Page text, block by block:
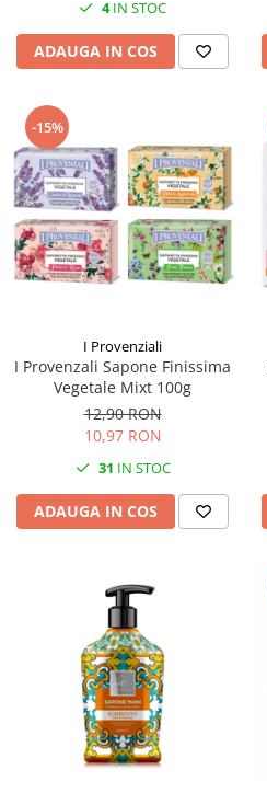
4IN STOC
ADAUGA IN COS
-15%
I Provenziali
I Provenzali Sapone Finissima
Vegetale Mixt 100g
12,90 RON
10,97 RON
31 IN STOC
ADAUGA IN COS